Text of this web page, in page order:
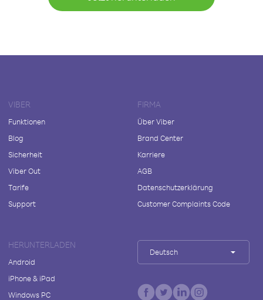
VIBER
Funktionen
Blog
Sicherheit
Viber Out
Tarife
Support
FIRMA
Über Viber
Brand Center
Karriere
AGB
Datenschutzerklärung
Customer Complaints Code
HERUNTERLADEN
Android
iPhone & iPad
Windows PC
Deutsch